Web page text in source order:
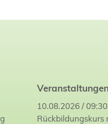
10.08.2026 / 09:30
Rückbildungskurs